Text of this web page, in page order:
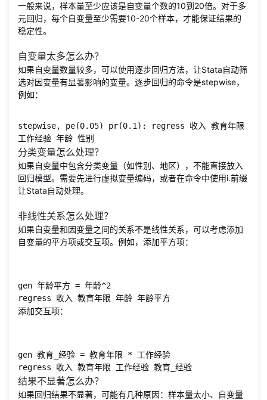
一般来说，样本量至少应该是自变量个数的10到20倍。对于多
元回归，每个自变量至少需要10-20个样本，才能保证结果的
稳定性。
自变量太多怎么办？
如果自变量数量较多，可以使用逐步回归方法，让Stata自动筛
选对因变量有显著影响的变量。逐步回归的命令是stepwise，
例如：
stepwise, pe(0.05) pr(0.1): regress 收入 教育年限
工作经验 年龄 性别
分类变量怎么处理？
如果自变量中包含分类变量（如性别、地区），不能直接放入
回归模型。需要先进行虚拟变量编码，或者在命令中使用i.前缀
让Stata自动处理。
非线性关系怎么处理？
如果自变量和因变量之间的关系不是线性关系，可以考虑添加
自变量的平方项或交互项。例如，添加平方项：
gen 年龄平方 = 年龄^2
regress 收入 教育年限 年龄 年龄平方
添加交互项：
gen 教育_经验 = 教育年限 * 工作经验
regress 收入 教育年限 工作经验 教育_经验
结果不显著怎么办？
如果回归结果不显著，可能有几种原因：样本量太小、自变量